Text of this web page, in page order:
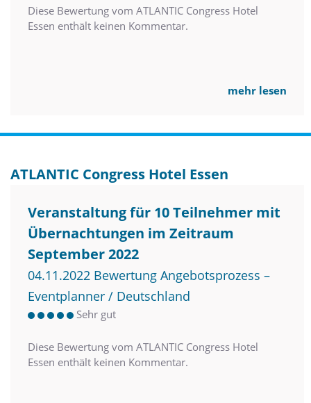
Diese Bewertung vom ATLANTIC Congress Hotel
Essen enthält keinen Kommentar.
mehr lesen
ATLANTIC Congress Hotel Essen
Veranstaltung für 10 Teilnehmer mit
Übernachtungen im Zeitraum
September 2022
04.11.2022 Bewertung Angebotsprozess –
Eventplanner / Deutschland
Sehr gut
Diese Bewertung vom ATLANTIC Congress Hotel
Essen enthält keinen Kommentar.